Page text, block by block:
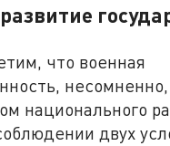
что военная
национального
двух